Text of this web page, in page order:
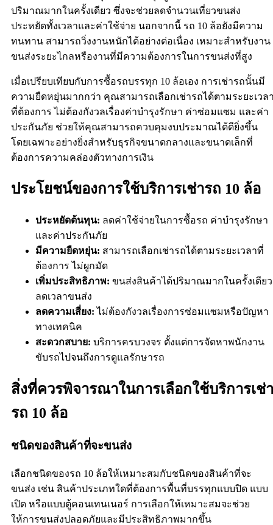
ปริมาณมากในครั้งเดียว ซึ่งจะช่วยลดจำนวนเที่ยวขนส่ง
ประหยัดทั้งเวลาและค่าใช้จ่าย นอกจากนี้ รถ 10 ล้อยังมีความ
ทนทาน สามารถวิ่งงานหนักได้อย่างต่อเนื่อง เหมาะสำหรับงาน
ขนส่งระยะไกลหรืองานที่มีความต้องการในการขนส่งที่สูง
เมื่อเปรียบเทียบกับการซื้อรถบรรทุก 10 ล้อเอง การเช่ารถนั้นมี
ความยืดหยุ่นมากกว่า คุณสามารถเลือกเช่ารถได้ตามระยะเวล
ที่ต้องการ ไม่ต้องกังวลเรื่องค่าบำรุงรักษา ค่าซ่อมแซม และค่า
ประกันภัย ช่วยให้คุณสามารถควบคุมงบประมาณได้ดียิ่งขึ้น
โดยเฉพาะอย่างยิ่งสำหรับธุรกิจขนาดกลางและขนาดเล็กที่
ต้องการความคล่องตัวทางการเงิน
ประโยชน์ของการใช้บริการเช่ารถ 10 ล้อ
ประหยัดต้นทุน: ลดค่าใช้จ่ายในการซื้อรถ ค่าบำรุงรักษา
และค่าประกันภัย
มีความยืดหยุ่น: สามารถเลือกเช่ารถได้ตามระยะเวลาที่
ต้องการ ไม่ผูกมัด
เพิ่มประสิทธิภาพ: ขนส่งสินค้าได้ปริมาณมากในครั้งเดียว
ลดเวลาขนส่ง
ลดความเสี่ยง: ไม่ต้องกังวลเรื่องการซ่อมแซมหรือปัญหา
ทางเทคนิค
สะดวกสบาย: บริการครบวงจร ตั้งแต่การจัดหาพนักงาน
ขับรถไปจนถึงการดูแลรักษารถ
สิ่งที่ควรพิจารณาในการเลือกใช้บริการเช่า
รถ 10 ล้อ
ชนิดของสินค้าที่จะขนส่ง
เลือกชนิดของรถ 10 ล้อให้เหมาะสมกับชนิดของสินค้าที่จะ
ขนส่ง เช่น สินค้าประเภทใดที่ต้องการพื้นที่บรรทุกแบบปิด แบบ
เปิด หรือแบบตู้คอนเทนเนอร์ การเลือกให้เหมาะสมจะช่วย
ให้การขนส่งปลอดภัยและมีประสิทธิภาพมากขึ้น